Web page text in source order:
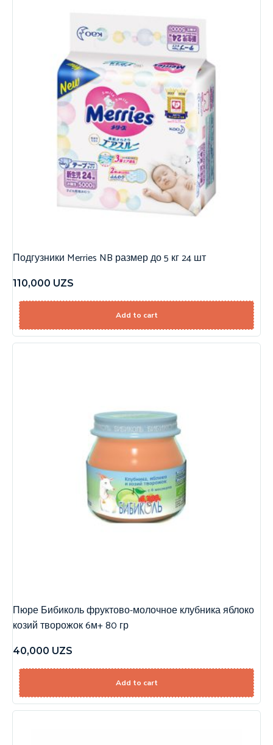
Подгузники Merries NB размер до 5 кг 24 шт
110,000 UZS
Add to cart
Пюре Бибиколь фруктово-молочное клубника яблоко
козий творожок 6м+ 80 гр
40,000 UZS
Add to cart